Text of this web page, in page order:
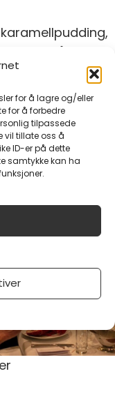
for å lagre og/eller
for å forbedre
tilpassede
vil tillate oss å
ID-er på dette
samtykke kan ha
og vår egen
maritime